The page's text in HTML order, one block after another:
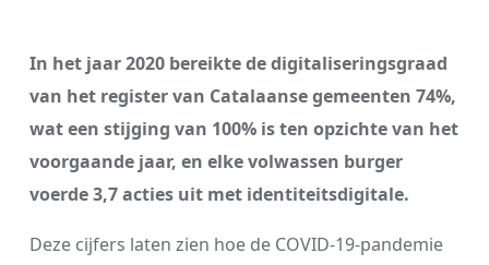
In het jaar 2020 bereikte de digitaliseringsgraad
van het register van Catalaanse gemeenten 74%,
wat een stijging van 100% is ten opzichte van het
voorgaande jaar, en elke volwassen burger
voerde 3,7 acties uit met identiteitsdigitale.
Deze cijfers laten zien hoe de COVID-19-pandemie